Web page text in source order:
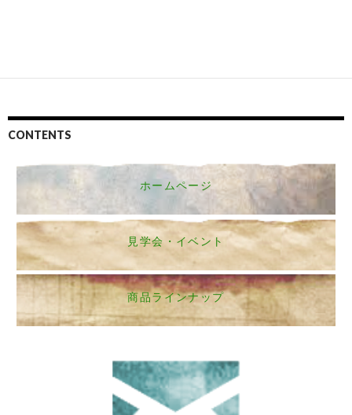
CONTENTS
ホームページ
見学会・イベント
商品ラインナップ